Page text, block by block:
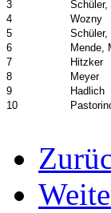
3
Schüler,
4
Wozny
5
Schüler,
6
Mende,
7
Hitzker
8
Meyer
9
Hadlich
10